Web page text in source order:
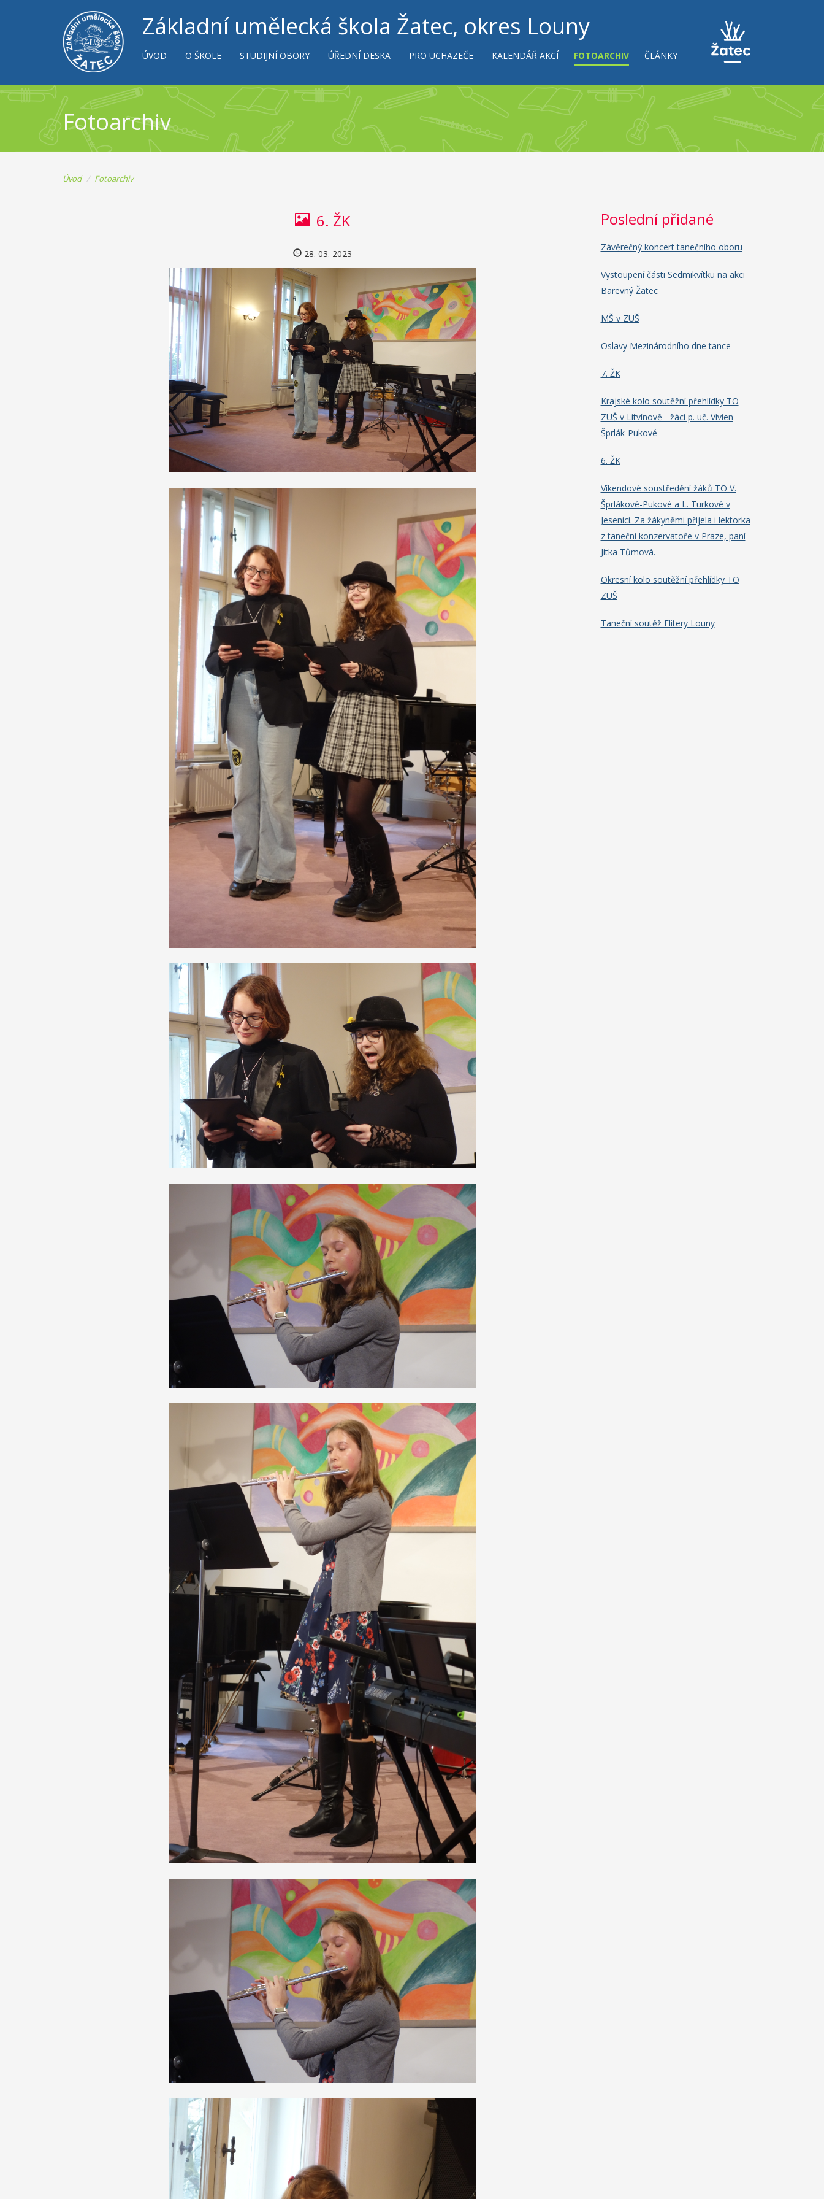
Základní umělecká škola Žatec, okres Louny
ÚVOD O ŠKOLE STUDIJNÍ OBORY ÚŘEDNÍ DESKA PRO UCHAZEČE KALENDÁŘ AKCÍ FOTOARCHIV ČLÁNKY
Fotoarchiv
Úvod Fotoarchiv
6. ŽK
28. 03. 2023
Poslední přidané
Závěrečný koncert tanečního oboru
Vystoupení části Sedmikvítku na akci
Barevný Žatec
MŠ v ZUŠ
Oslavy Mezinárodního dne tance
7. ŽK
Krajské kolo soutěžní přehlídky TO
ZUŠ v Litvínově - žáci p. uč. Vivien
Šprlák-Pukové
6. ŽK
Víkendové soustředění žáků TO V.
Šprlákové-Pukové a L. Turkové v
Jesenici. Za žákyněmi přijela i lektorka
z taneční konzervatoře v Praze, paní
Jitka Tůmová.
Okresní kolo soutěžní přehlídky TO
ZUŠ
Taneční soutěž Elitery Louny